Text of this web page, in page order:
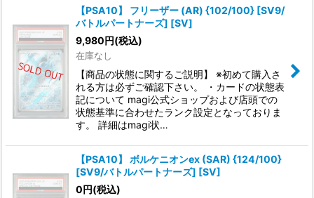
【PSA10】 フリーザー (AR) {102/100} [SV9/
バトルパートナーズ] [SV]
9,980円(税込)
在庫なし
【商品の状態に関するご説明】 ※初めて購入さ
れる方は必ずご確認下さい。 ・カードの状態表
記について magi公式ショップおよび店頭での
状態基準に合わせたランク設定となっておりま
す。 詳細はmagi状…
【PSA10】 ボルケニオンex (SAR) {124/100}
[SV9/バトルパートナーズ] [SV]
0円(税込)